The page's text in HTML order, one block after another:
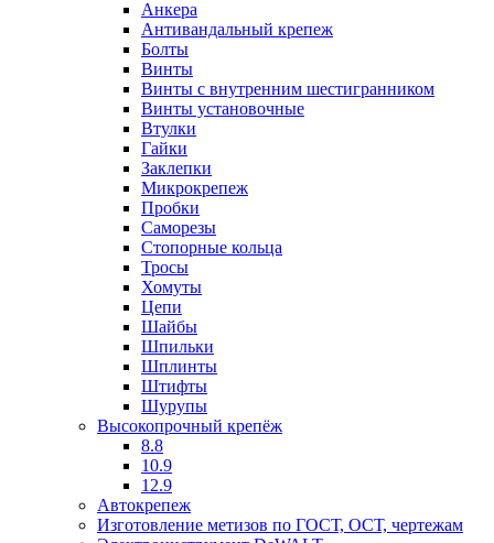
Анкера
Антивандальный крепеж
Болты
Винты
Винты с внутренним шестигранником
Винты установочные
Втулки
Гайки
Заклепки
Микрокрепеж
Пробки
Саморезы
Стопорные кольца
Тросы
Хомуты
Цепи
Шайбы
Шпильки
Шплинты
Штифты
Шурупы
Высокопрочный крепёж
8.8
10.9
12.9
Автокрепеж
Изготовление метизов по ГОСТ, ОСТ, чертежам